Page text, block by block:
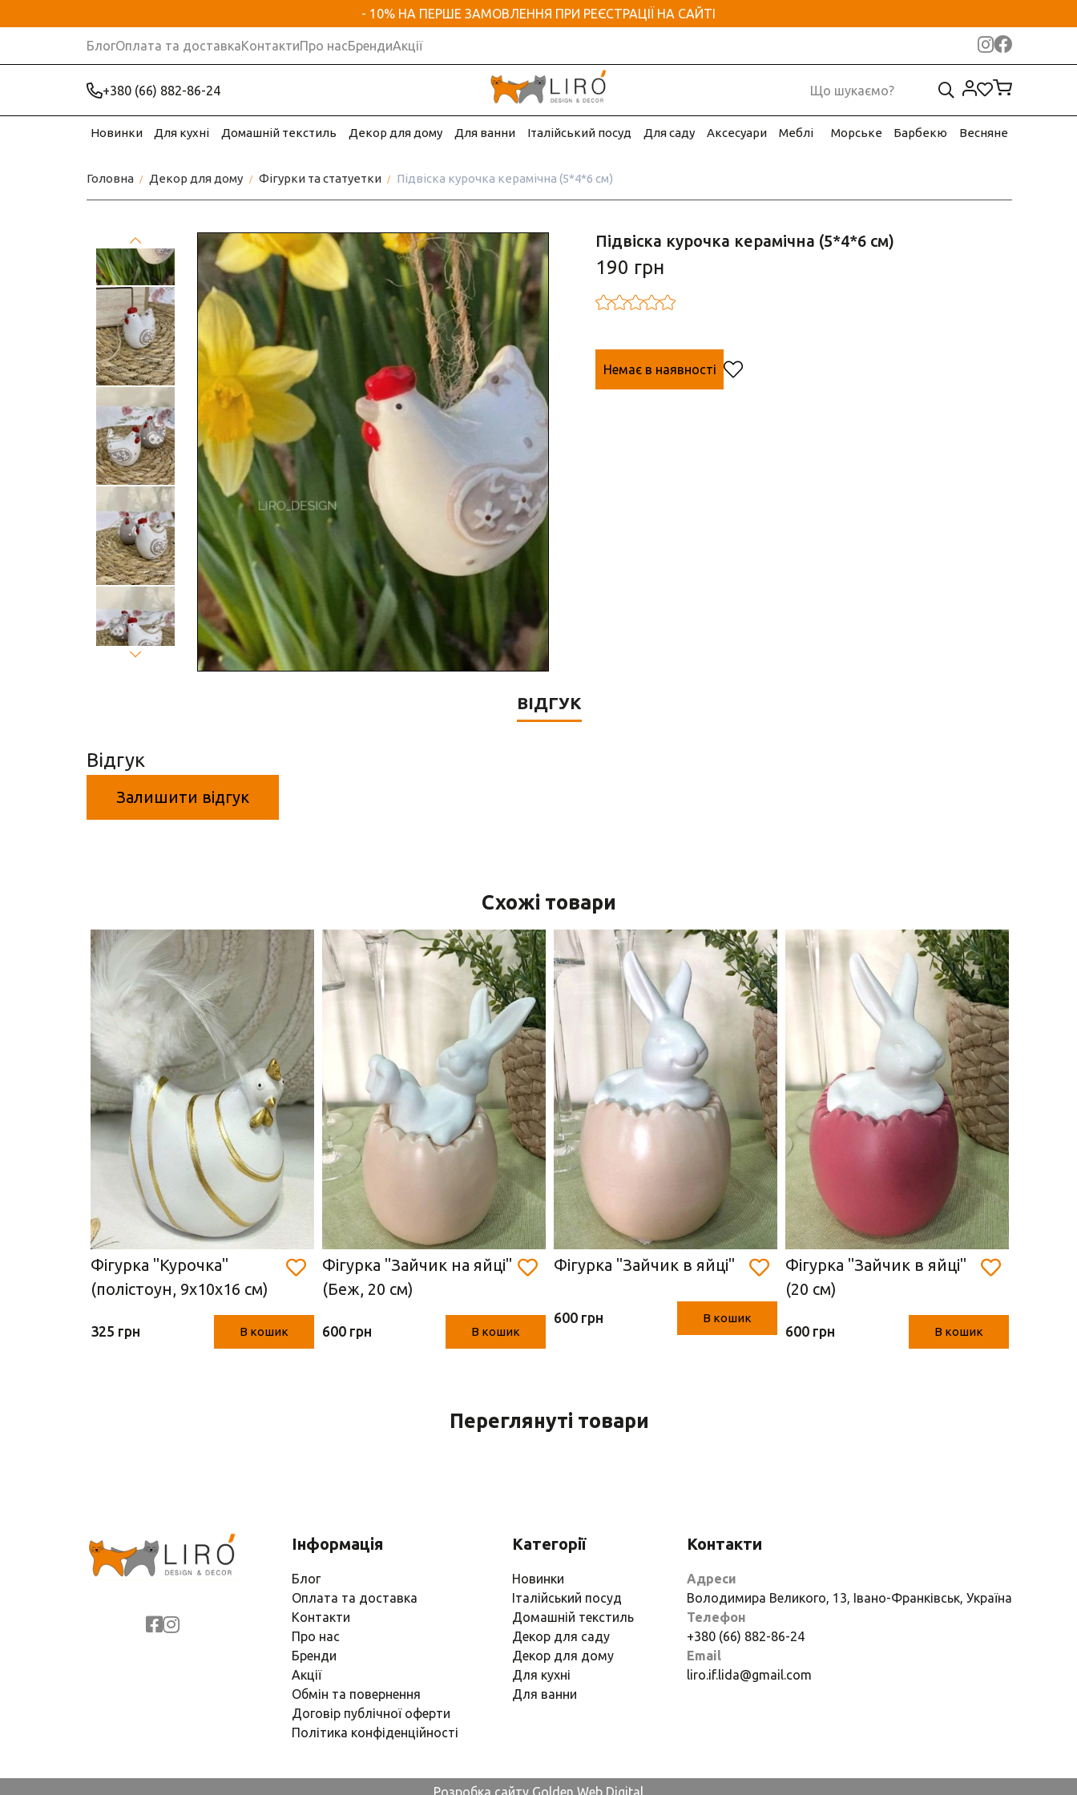
- 10% НА ПЕРШЕ ЗАМОВЛЕННЯ ПРИ РЕЄСТРАЦІЇ НА САЙТІ
БлогОплата та доставкаКонтактиПро насБрендиАкції
+380 (66) 882-86-24
Новинки Для кухні Домашній текстиль Декор для дому Для ванни Італійський посуд Для саду Аксесуари Меблі Морське Барбекю Весняне
Головна Декор для дому Фігурки та статуетки Підвіска курочка керамічна (5*4*6 см)
Підвіска курочка керамічна (5*4*6 см)
190 грн
Немає в наявності
ВІДГУК
Відгук
Залишити відгук
Схожі товари
Фігурка "Курочка"
(полістоун, 9х10х16 см)
325 грн В кошик
Фігурка "Зайчик на яйці"
(Беж, 20 см)
600 грн В кошик
Фігурка "Зайчик в яйці"
600 грн В кошик
Фігурка "Зайчик в яйці"
(20 см)
600 грн В кошик
Переглянуті товари
Інформація
Блог
Оплата та доставка
Контакти
Про нас
Бренди
Акції
Обмін та повернення
Договір публічної оферти
Політика конфіденційності
Категорії
Новинки
Італійський посуд
Домашній текстиль
Декор для саду
Декор для дому
Для кухні
Для ванни
Контакти
Адреси
Володимира Великого, 13, Івано-Франківськ, Україна
Телефон
+380 (66) 882-86-24
Email
liro.if.lida@gmail.com
Розробка сайту Golden Web Digital